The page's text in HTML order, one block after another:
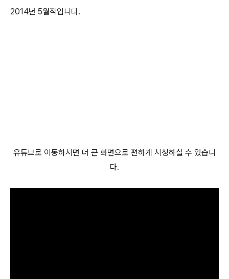
2014년 5월작입니다.
유튜브로 이동하시면 더 큰 화면으로 편하게 시청하실 수 있습니
다.